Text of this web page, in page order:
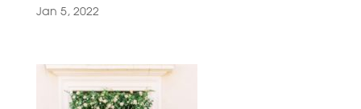
Jan 5, 2022